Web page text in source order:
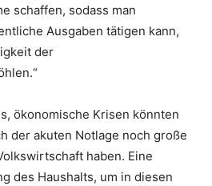
schaffen, sodass man
Ausgaben tätigen kann,
der
ökonomische Krisen könnten
der akuten Notlage noch große
haben. Eine
des Haushalts, um in diesen